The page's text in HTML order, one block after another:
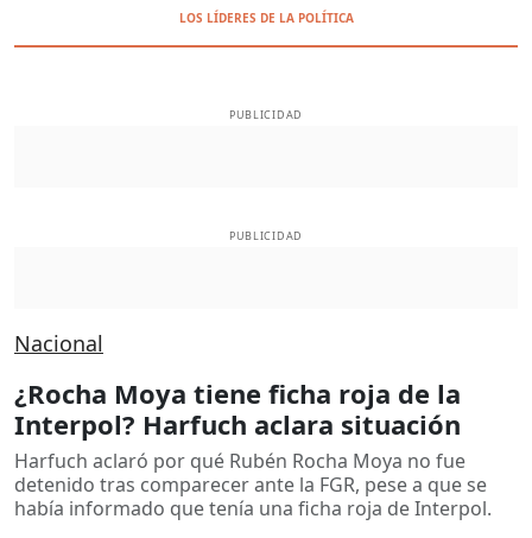
LOS LÍDERES DE LA POLÍTICA
PUBLICIDAD
PUBLICIDAD
Nacional
¿Rocha Moya tiene ficha roja de la
Interpol? Harfuch aclara situación
Harfuch aclaró por qué Rubén Rocha Moya no fue
detenido tras comparecer ante la FGR, pese a que se
había informado que tenía una ficha roja de Interpol.